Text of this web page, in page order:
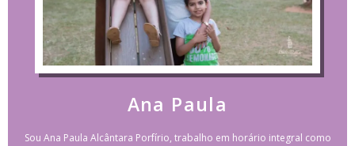
Ana Paula
Sou Ana Paula Alcântara Porfírio, trabalho em horário integral como